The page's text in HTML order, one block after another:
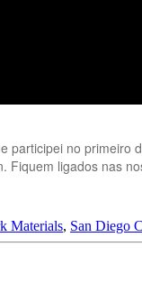
participei no
ligados nas
Materials, San Diego